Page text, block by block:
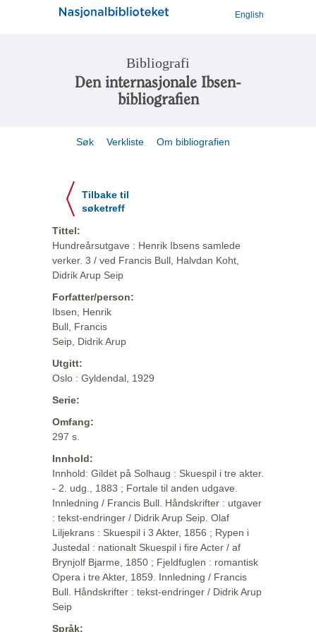
English
Bibliografi
Den internasjonale Ibsen-
bibliografien
Søk Verkliste Om bibliografien
Tilbake til
søketreff
Tittel:
Hundreårsutgave : Henrik Ibsens samlede
verker. 3 / ved Francis Bull, Halvdan Koht,
Didrik Arup Seip
Forfatter/person:
Ibsen, Henrik
Bull, Francis
Seip, Didrik Arup
Utgitt:
Oslo : Gyldendal, 1929
Serie:
Omfang:
297 s.
Innhold:
Innhold: Gildet på Solhaug : Skuespil i tre akter.
- 2. udg., 1883 ; Fortale til anden udgave.
Innledning / Francis Bull. Håndskrifter : utgaver
: tekst-endringer / Didrik Arup Seip. Olaf
Liljekrans : Skuespil i 3 Akter, 1856 ; Rypen i
Justedal : nationalt Skuespil i fire Acter / af
Brynjolf Bjarme, 1850 ; Fjeldfuglen : romantisk
Opera i tre Akter, 1859. Innledning / Francis
Bull. Håndskrifter : tekst-endringer / Didrik Arup
Seip
Språk: